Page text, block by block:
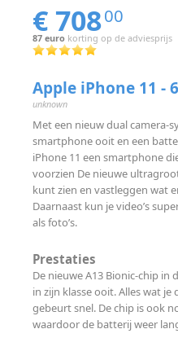
€ 70800
87 euro korting op de adviesprijs
Apple iPhone 11 -
unknown
Met een nieuw dual camera-
smartphone ooit en een
iPhone 11 een smartphone
voorzien De nieuwe
kunt zien en vastleggen wat
Daarnaast kun je video’s
als foto’s.
Prestaties
De nieuwe A13 Bionic-chip in
in zijn klasse ooit. Alles wat
gebeurt snel. De chip is ook
waardoor de batterij weer